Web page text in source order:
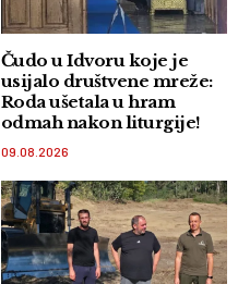
Čudo u Idvoru koje je
usijalo društvene mreže:
Roda ušetala u hram
odmah nakon liturgije!
09.08.2026